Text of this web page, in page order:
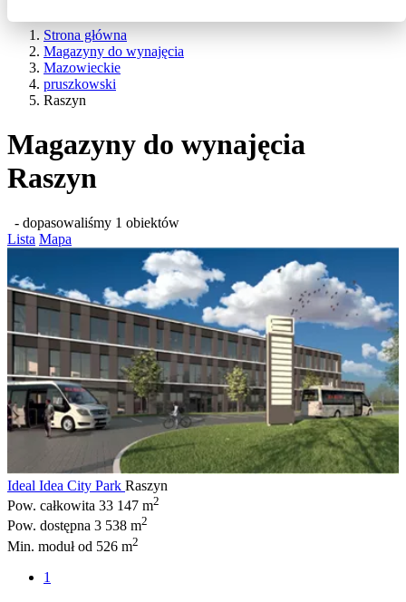
Strona główna
Magazyny do wynajęcia
Mazowieckie
pruszkowski
Raszyn
Magazyny do wynajęcia
Raszyn
- dopasowaliśmy 1 obiektów
Lista Mapa
Ideal Idea City Park Raszyn
Pow. całkowita 33 147 m2
Pow. dostępna 3 538 m2
Min. modułod 526 m2
1